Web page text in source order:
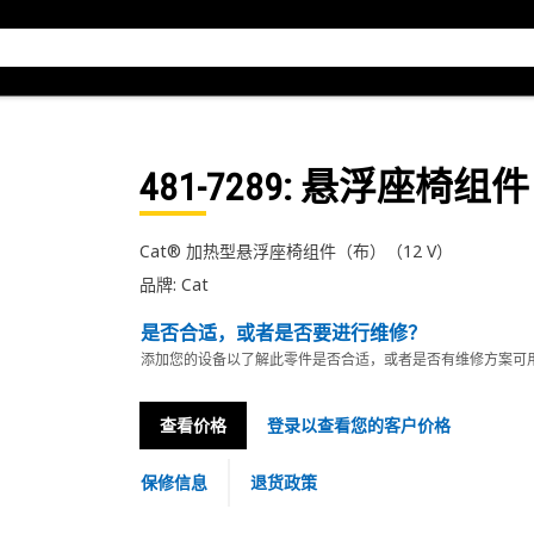
481-7289: 悬浮座椅组件
Cat® 加热型悬浮座椅组件（布）（12 V）
品牌: Cat
是否合适，或者是否要进行维修？
添加您的设备以了解此零件是否合适，或者是否有维修方案可
查看价格 登录以查看您的客户价格
保修信息 退货政策